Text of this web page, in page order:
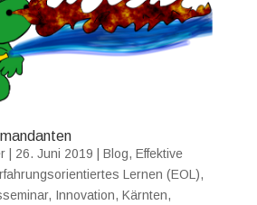
| 26. Juni 2019 Blog, Effektive
Lernen (EOL),
, Innovation, Kärnten,